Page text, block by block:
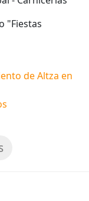
"Fiestas
de Altza en